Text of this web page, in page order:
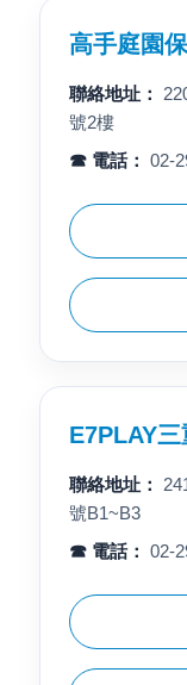
高手庭園
聯絡地址：
號2樓
☎ 電話： 02-
E7PLAY
聯絡地址：
號B1~B3
☎ 電話： 02-